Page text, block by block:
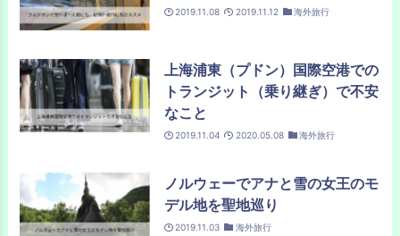
2019.11.08 2019.11.12 海外旅行
上海浦東（プドン）国際空港での
トランジット（乗り継ぎ）で不安
なこと
2019.11.04 2020.05.08 海外旅行
ノルウェーでアナと雪の女王のモ
デル地を聖地巡り
2019.11.03 海外旅行